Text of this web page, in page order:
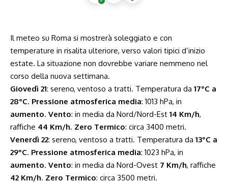
Il meteo su Roma si mostrerà soleggiato e con
temperature in risalita ulteriore, verso valori tipici d’inizio
estate. La situazione non dovrebbe variare nemmeno nel
corso della nuova settimana.
Giovedì 21: sereno, ventoso a tratti. Temperatura da 17°C a
28°C. Pressione atmosferica media: 1013 hPa, in
aumento. Vento: in media da Nord/Nord-Est 14 Km/h,
raffiche 44 Km/h. Zero Termico: circa 3400 metri.
Venerdì 22: sereno, ventoso a tratti. Temperatura da 13°C a
29°C. Pressione atmosferica media: 1023 hPa, in
aumento. Vento: in media da Nord-Ovest 7 Km/h, raffiche
42 Km/h. Zero Termico: circa 3500 metri.